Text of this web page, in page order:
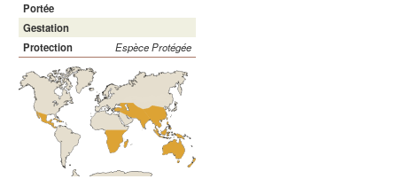
Portée
Gestation
Protection
Espèce Protégée